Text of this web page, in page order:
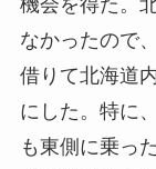
なかったので
借りて北海道
にした。特に
も東側に乗っ